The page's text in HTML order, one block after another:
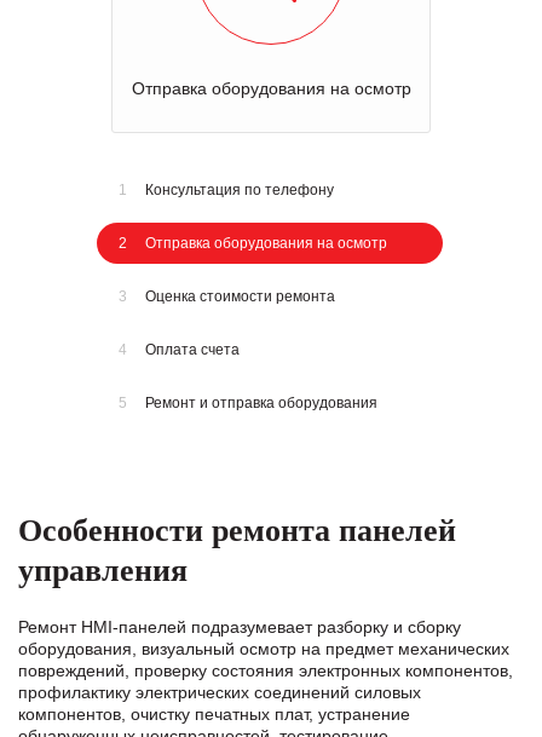
Оценка стоимости ремонта
1 Консультация по телефону
2 Отправка оборудования на осмотр
3 Оценка стоимости ремонта
4 Оплата счета
5 Ремонт и отправка оборудования
Особенности ремонта панелей
управления
Ремонт HMI-панелей подразумевает разборку и сборку
оборудования, визуальный осмотр на предмет механических
повреждений, проверку состояния электронных компонентов,
профилактику электрических соединений силовых
компонентов, очистку печатных плат, устранение